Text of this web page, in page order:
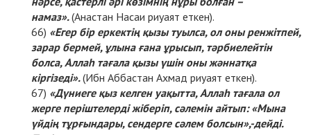
намаз».(Анастан Насаи риуаят еткен).
«Егер бір еркектің қызы туылса, ол оны ренжітпей,
зарар бермей, ұлына ғана ұрысып, тәрбиелейтін
болса, Аллаһ тағала қызы үшін оны жәннатқа
кіргізеді».(Ибн Аббастан Ахмад риуаят еткен).
«Дүниеге қыз келген уақытта, Аллаһ тағала ол
жерге періштелерді жіберіп, сәлемін айтып: «Мына
үйдің тұрғындары, сендерге сәлем болсын»,-дейді.